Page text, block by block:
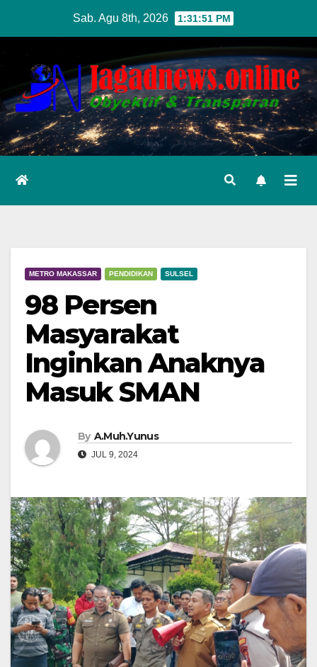
content
Sab. Agu 8th, 2026 1:31:52 PM
METRO MAKASSAR PENDIDIKAN SULSEL
98 Persen
Masyarakat
Inginkan Anaknya
Masuk SMAN
By A.Muh.Yunus
JUL 9, 2024